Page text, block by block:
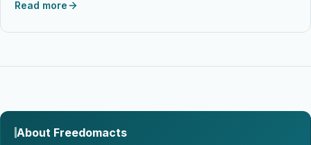
Read more
About Freedomacts